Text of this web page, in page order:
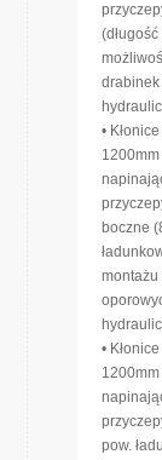
drabinek
•
boczne
•
pow.